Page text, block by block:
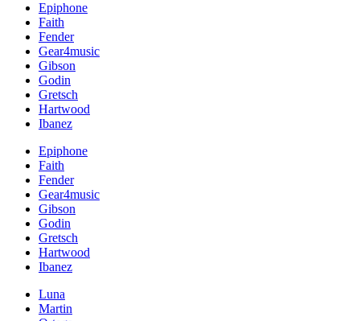
Epiphone
Faith
Fender
Gear4music
Gibson
Godin
Gretsch
Hartwood
Ibanez
Epiphone
Faith
Fender
Gear4music
Gibson
Godin
Gretsch
Hartwood
Ibanez
Luna
Martin